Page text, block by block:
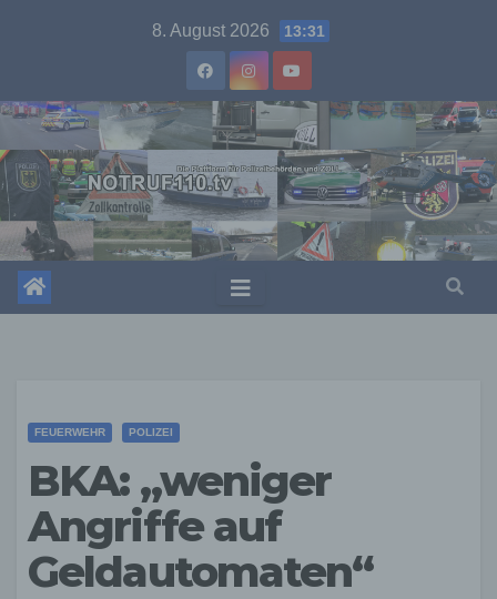
8. August 2026 13:31
FEUERWEHR POLIZEI
BKA: „weniger
Angriffe auf
Geldautomaten“